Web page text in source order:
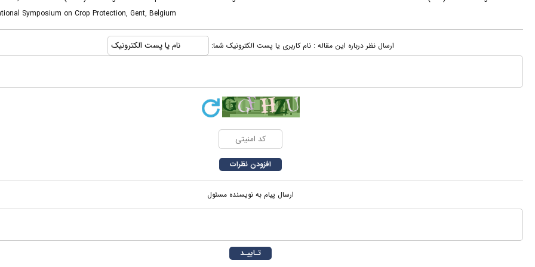
Symposium on Crop Protection, Gent, Belgium
ارسال نظر درباره این مقاله : نام کاربری یا پست الکترونیک شما:
ارسال پیام به نویسنده مسئول